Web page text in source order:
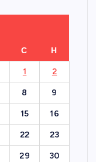
С Н
1 2
8 9
15 16
22 23
29 30